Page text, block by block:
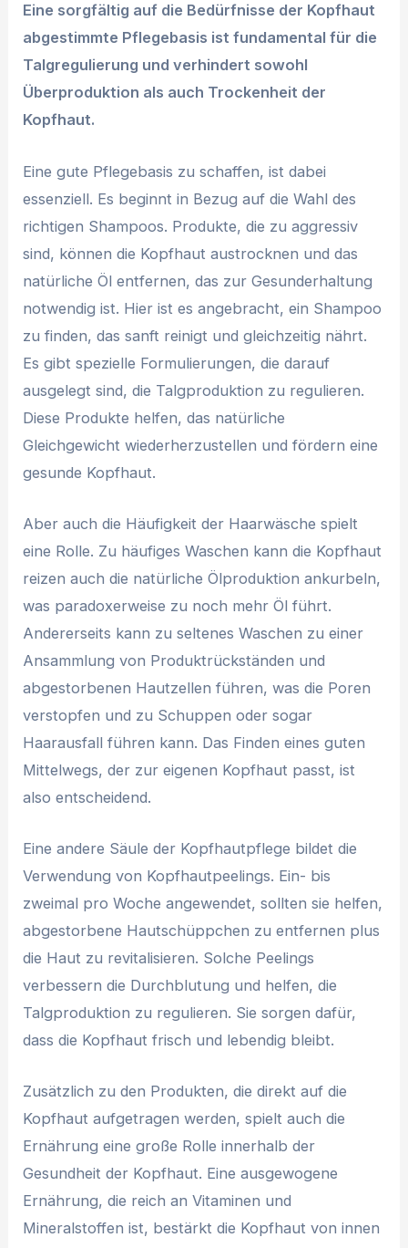
Eine sorgfältig auf die Bedürfnisse der Kopfhaut
abgestimmte Pflegebasis ist fundamental für die
Talgregulierung und verhindert sowohl
Überproduktion als auch Trockenheit der
Kopfhaut.
Eine gute Pflegebasis zu schaffen, ist dabei
essenziell. Es beginnt in Bezug auf die Wahl des
richtigen Shampoos. Produkte, die zu aggressiv
sind, können die Kopfhaut austrocknen und das
natürliche Öl entfernen, das zur Gesunderhaltung
notwendig ist. Hier ist es angebracht, ein Shampoo
zu finden, das sanft reinigt und gleichzeitig nährt.
Es gibt spezielle Formulierungen, die darauf
ausgelegt sind, die Talgproduktion zu regulieren.
Diese Produkte helfen, das natürliche
Gleichgewicht wiederherzustellen und fördern eine
gesunde Kopfhaut.
Aber auch die Häufigkeit der Haarwäsche spielt
eine Rolle. Zu häufiges Waschen kann die Kopfhaut
reizen auch die natürliche Ölproduktion ankurbeln,
was paradoxerweise zu noch mehr Öl führt.
Andererseits kann zu seltenes Waschen zu einer
Ansammlung von Produktrückständen und
abgestorbenen Hautzellen führen, was die Poren
verstopfen und zu Schuppen oder sogar
Haarausfall führen kann. Das Finden eines guten
Mittelwegs, der zur eigenen Kopfhaut passt, ist
also entscheidend.
Eine andere Säule der Kopfhautpflege bildet die
Verwendung von Kopfhautpeelings. Ein- bis
zweimal pro Woche angewendet, sollten sie helfen,
abgestorbene Hautschüppchen zu entfernen plus
die Haut zu revitalisieren. Solche Peelings
verbessern die Durchblutung und helfen, die
Talgproduktion zu regulieren. Sie sorgen dafür,
dass die Kopfhaut frisch und lebendig bleibt.
Zusätzlich zu den Produkten, die direkt auf die
Kopfhaut aufgetragen werden, spielt auch die
Ernährung eine große Rolle innerhalb der
Gesundheit der Kopfhaut. Eine ausgewogene
Ernährung, die reich an Vitaminen und
Mineralstoffen ist, bestärkt die Kopfhaut von innen